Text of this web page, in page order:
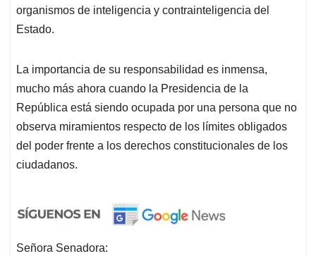
organismos de inteligencia y contrainteligencia del
Estado.
La importancia de su responsabilidad es inmensa,
mucho más ahora cuando la Presidencia de la
República está siendo ocupada por una persona que no
observa miramientos respecto de los límites obligados
del poder frente a los derechos constitucionales de los
ciudadanos.
Señora Senadora: